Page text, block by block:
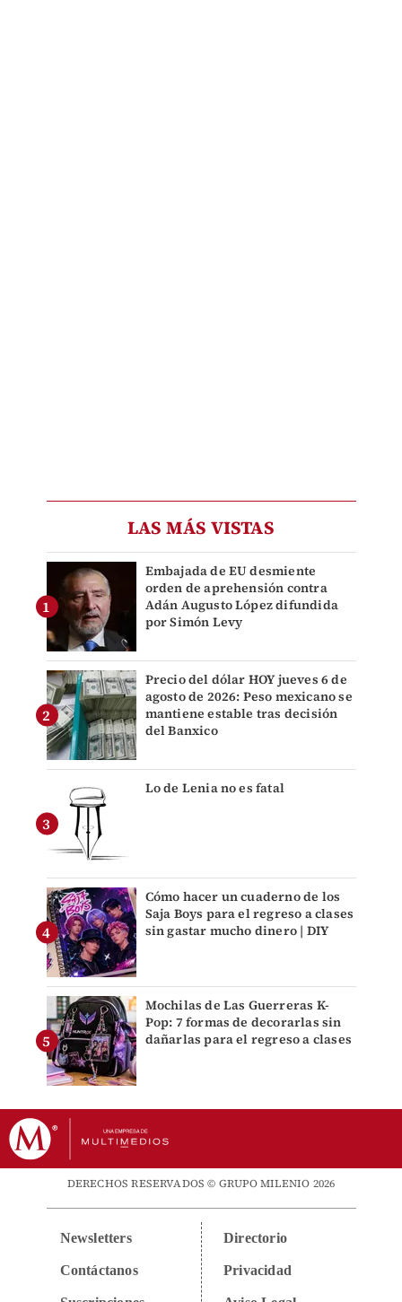
LAS MÁS VISTAS
Embajada de EU desmiente
orden de aprehensión contra
Adán Augusto López difundida
por Simón Levy
Precio del dólar HOY jueves 6 de
agosto de 2026: Peso mexicano se
mantiene estable tras decisión
del Banxico
Lo de Lenia no es fatal
Cómo hacer un cuaderno de los
Saja Boys para el regreso a clases
sin gastar mucho dinero | DIY
Mochilas de Las Guerreras K-
Pop: 7 formas de decorarlas sin
dañarlas para el regreso a clases
DERECHOS RESERVADOS © GRUPO MILENIO 2026
Newsletters
Contáctanos
Directorio
Privacidad